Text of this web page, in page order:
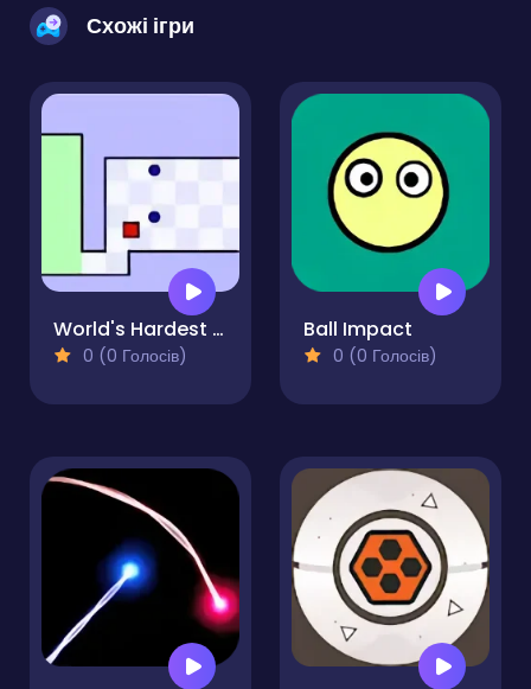
Схожі ігри
World's Hardest Game
0 (0 Голосів)
Ball Impact
0 (0 Голосів)